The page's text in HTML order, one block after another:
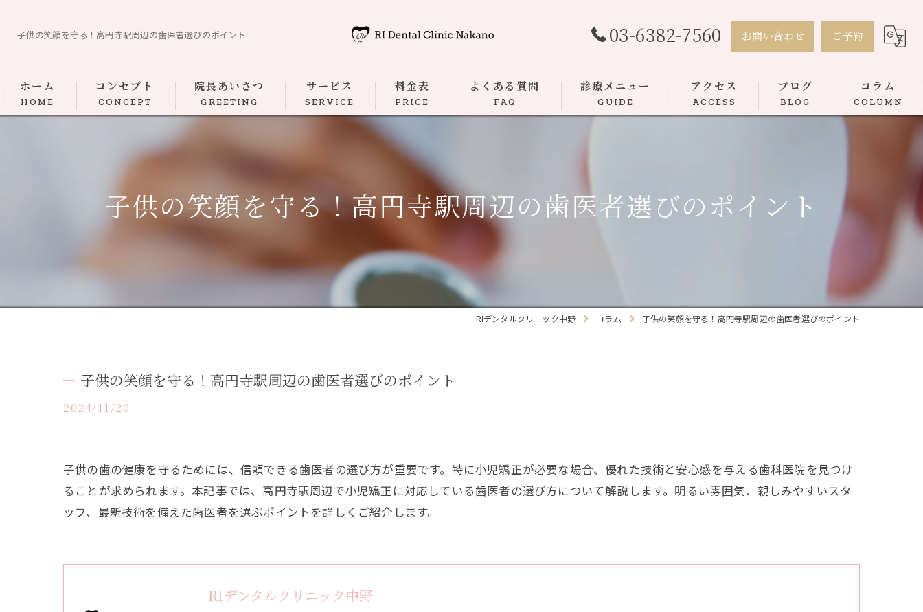
子供の笑顔を守る！高円寺駅周辺の歯医者選びのポイント 03-6382-7560 お問い合わせ ご予約
ホーム
HOME
コンセプト
CONCEPT
院長あいさつ
GREETING
サービス
SERVICE
料金表
PRICE
よくある質問
FAQ
診療メニュー
GUIDE
歯周病
小児歯科
歯ぎしり・食いしばり
いびき
スポーツマウスガード
アクセス
ACCESS
ブログ
BLOG
コラム
COLUMN
子供の笑顔を守る！高円寺駅周辺の歯医者選びのポイント
RIデンタルクリニック中野 コラム 子供の笑顔を守る！高円寺駅周辺の歯医者選びのポイント
子供の笑顔を守る！高円寺駅周辺の歯医者選びのポイント
2024/11/20
子供の歯の健康を守るためには、信頼できる歯医者の選び方が重要です。特に小児矯正が必要な場合、優れた技術と安心感を与える歯科医院を見つけ
ることが求められます。本記事では、高円寺駅周辺で小児矯正に対応している歯医者の選び方について解説します。明るい雰囲気、親しみやすいスタ
ッフ、最新技術を備えた歯医者を選ぶポイントを詳しくご紹介します。
RIデンタルクリニック中野